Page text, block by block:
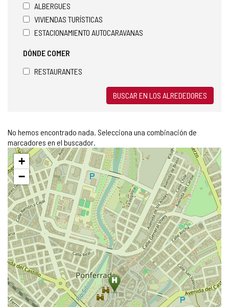
ALBERGUES
VIVIENDAS TURÍSTICAS
ESTACIONAMIENTO AUTOCARAVANAS
DÓNDE COMER
RESTAURANTES
BUSCAR EN LOS ALREDEDORES
No hemos encontrado nada. Selecciona una combinación de
marcadores en el buscador.
Saltar
mapa
+
−